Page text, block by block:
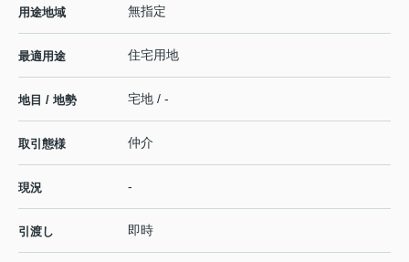
用途地域 無指定
最適用途 住宅用地
地目 / 地勢 宅地 / -
取引態様 仲介
現況 -
引渡し 即時